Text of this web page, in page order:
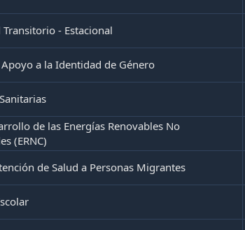
- Estacional
a la Identidad de Género
de las Energías Renovables No
(ERNC)
de Salud a Personas Migrantes